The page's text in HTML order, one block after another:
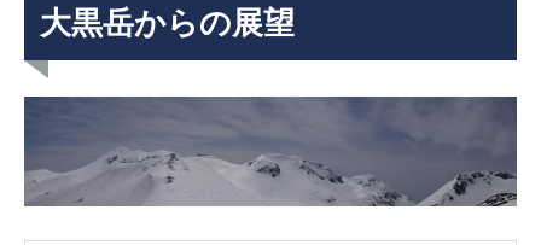
大黒岳からの展望